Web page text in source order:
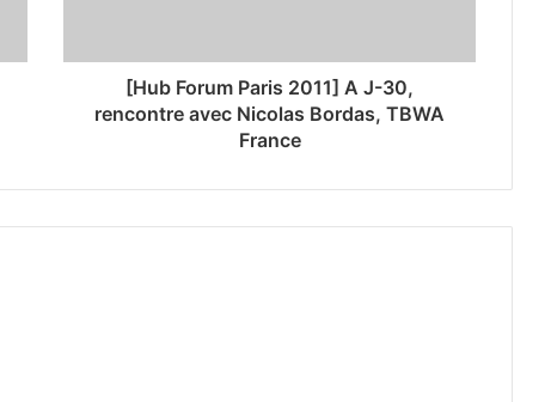
[Hub Forum Paris 2011] A J-30,
rencontre avec Nicolas Bordas, TBWA
France